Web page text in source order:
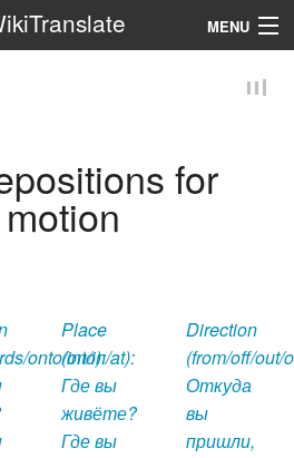
MENU
for
onto/into):
Place
(on/in/at):
Где вы
живёте?
Где вы
Direction
(from/off/out/
Откуда
вы
пришли,